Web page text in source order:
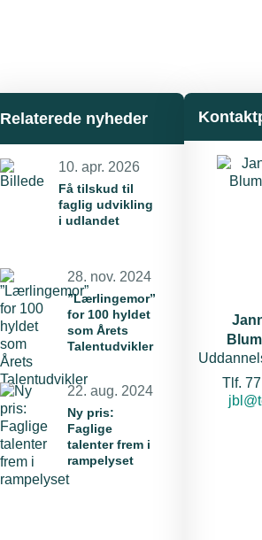
Relaterede nyheder
10. apr. 2026
Få tilskud til
faglig udvikling
i udlandet
28. nov. 2024
”Lærlingemor”
for 100 hyldet
som Årets
Talentudvikler
22. aug. 2024
Ny pris:
Faglige
talenter frem i
rampelyset
Tlf.
E-